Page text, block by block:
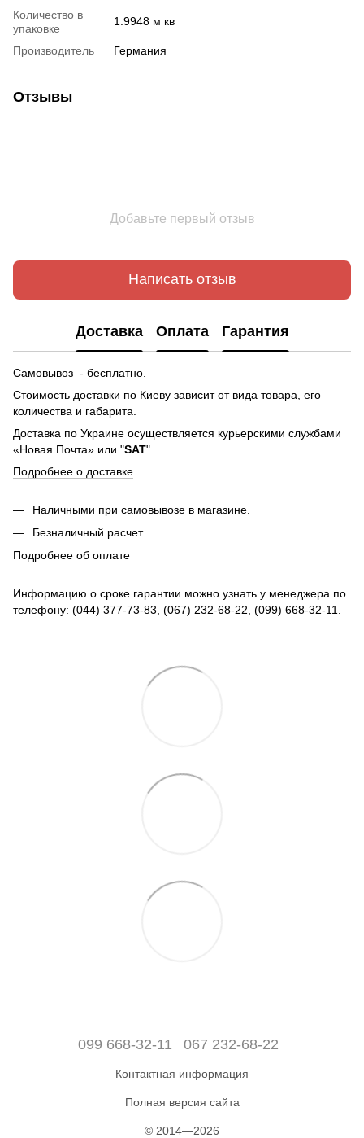
Количество в
упаковке
1.9948 м кв
Производитель Германия
Отзывы
Добавьте первый отзыв
Написать отзыв
Доставка Оплата Гарантия
Самовывоз - бесплатно.
Стоимость доставки по Киеву зависит от вида товара, его
количества и габарита.
Доставка по Украине осуществляется курьерскими службами
«Новая Почта» или "SAT".
Подробнее о доставке
Наличными при самовывозе в магазине.
Безналичный расчет.
Подробнее об оплате
Информацию о сроке гарантии можно узнать у менеджера по
телефону: (044) 377-73-83, (067) 232-68-22, (099) 668-32-11.
099 668-32-11 067 232-68-22
Контактная информация
Полная версия сайта
© 2014—2026